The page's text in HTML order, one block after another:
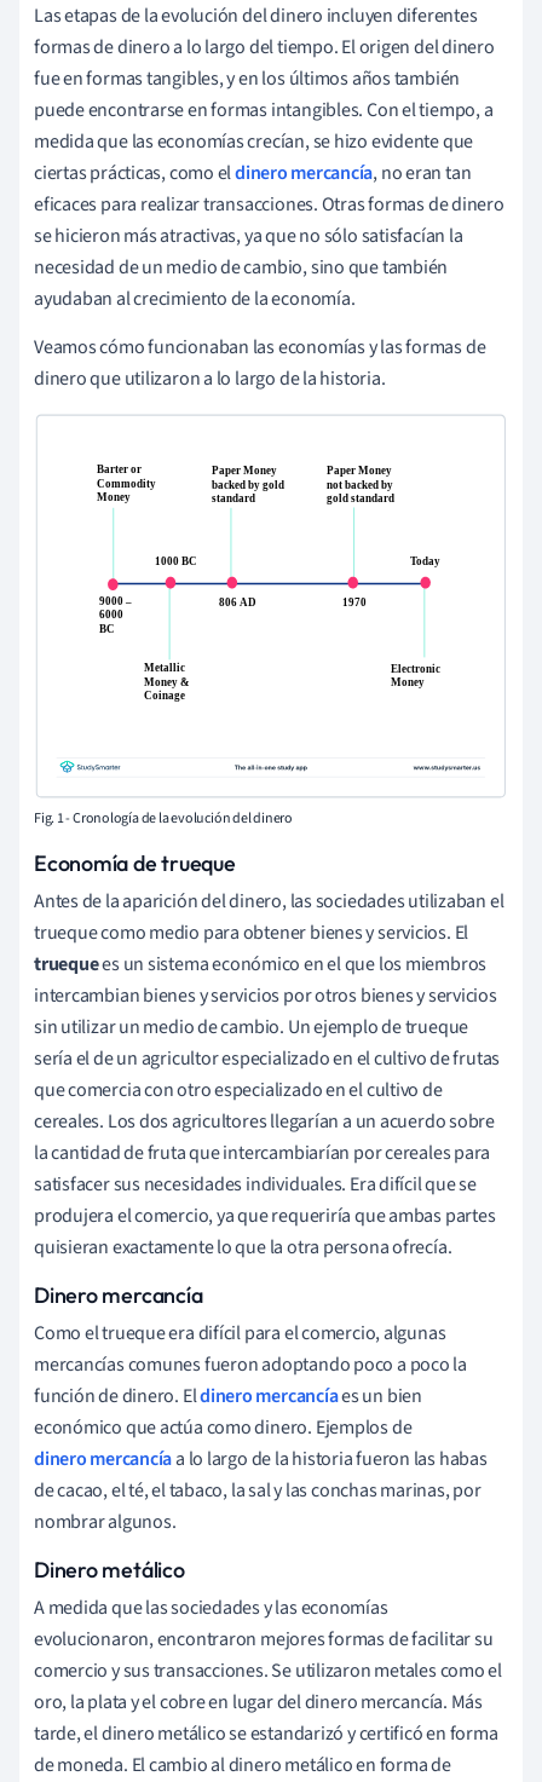
Las etapas de la evolución del dinero incluyen diferentes
formas de dinero a lo largo del tiempo. El origen del dinero
fue en formas tangibles, y en los últimos años también
puede encontrarse en formas intangibles. Con el tiempo, a
medida que las economías crecían, se hizo evidente que
ciertas prácticas, como eldinero mercancía, no eran tan
eficaces para realizar transacciones. Otras formas de dinero
se hicieron más atractivas, ya que no sólo satisfacían la
necesidad de un medio de cambio, sino que también
ayudaban al crecimiento de la economía.
Veamos cómo funcionaban las economías y las formas de
dinero que utilizaron a lo largo de la historia.
Fig. 1 - Cronología de la evolución del dinero
Economía de trueque
Antes de la aparición del dinero, las sociedades utilizaban el
trueque como medio para obtener bienes y servicios. El
truequees un sistema económico en el que los miembros
intercambian bienes y servicios por otros bienes y servicios
sin utilizar un medio de cambio. Un ejemplo de trueque
sería el de un agricultor especializado en el cultivo de frutas
que comercia con otro especializado en el cultivo de
cereales. Los dos agricultores llegarían a un acuerdo sobre
la cantidad de fruta que intercambiarían por cereales para
satisfacer sus necesidades individuales. Era difícil que se
produjera el comercio, ya que requeriría que ambas partes
quisieran exactamente lo que la otra persona ofrecía.
Dinero mercancía
Como el trueque era difícil para el comercio, algunas
mercancías comunes fueron adoptando poco a poco la
función de dinero. Eldinero mercancíaes un bien
económico que actúa como dinero. Ejemplos de
dinero mercancíaa lo largo de la historia fueron las habas
de cacao, el té, el tabaco, la sal y las conchas marinas, por
nombrar algunos.
Dinero metálico
A medida que las sociedades y las economías
evolucionaron, encontraron mejores formas de facilitar su
comercio y sus transacciones. Se utilizaron metales como el
oro, la plata y el cobre en lugar del dinero mercancía. Más
tarde, el dinero metálico se estandarizó y certificó en forma
de moneda. El cambio al dinero metálico en forma de